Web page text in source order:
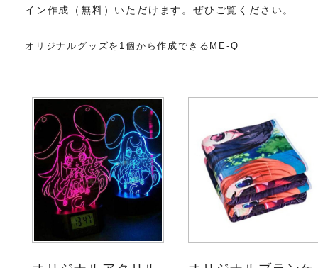
イン作成（無料）いただけます。ぜひご覧ください。
オリジナルグッズを1個から作成できるME-Q